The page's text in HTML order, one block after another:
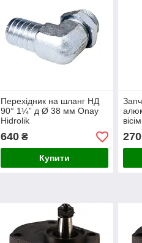
Перехідник на шланг НД
90° 1¼” д Ø 38 мм Onay
Hidrolik
640₴
Купити
270